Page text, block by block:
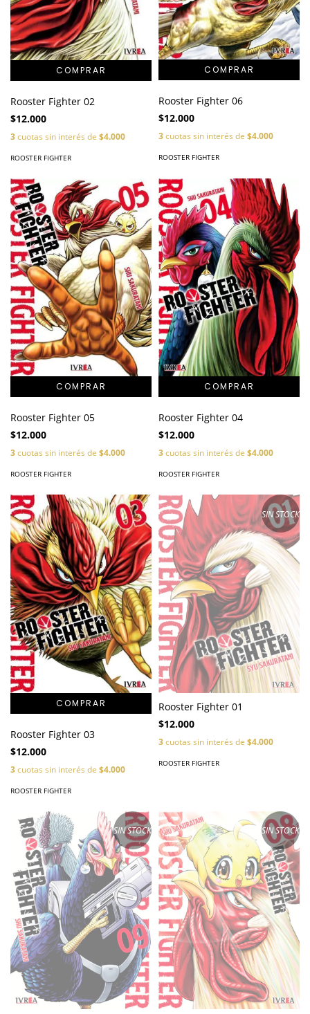
Rooster Fighter 02
$12.000
3cuotas sin interés de $4.000
ROOSTER FIGHTER
Rooster Fighter 06
$12.000
3cuotas sin interés de $4.000
ROOSTER FIGHTER
Rooster Fighter 05
$12.000
3cuotas sin interés de $4.000
ROOSTER FIGHTER
Rooster Fighter 04
$12.000
3cuotas sin interés de $4.000
ROOSTER FIGHTER
Rooster Fighter 03
$12.000
3cuotas sin interés de $4.000
ROOSTER FIGHTER
SIN STOCK
Rooster Fighter 01
$12.000
3cuotas sin interés de $4.000
ROOSTER FIGHTER
SIN STOCK SIN STOCK